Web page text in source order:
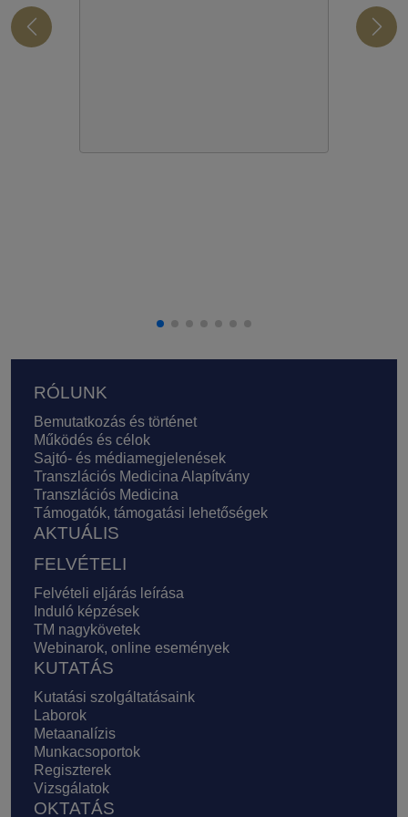
Lábléc
RÓLUNK
Bemutatkozás és történet
Működés és célok
Sajtó- és médiamegjelenések
Transzlációs Medicina Alapítvány
Transzlációs Medicina
Támogatók, támogatási lehetőségek
AKTUÁLIS
FELVÉTELI
Felvételi eljárás leírása
Induló képzések
TM nagykövetek
Webinarok, online események
KUTATÁS
Kutatási szolgáltatásaink
Laborok
Metaanalízis
Munkacsoportok
Regiszterek
Vizsgálatok
OKTATÁS